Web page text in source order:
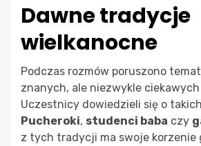
Dawne tradycje
wielkanocne
Podczas rozmów poruszono
znanych, ale niezwykle
Uczestnicy dowiedzieli się o
Pucheroki, studenci baba czy
z tych tradycji ma swoje korzenie